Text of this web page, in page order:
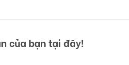
của bạn tại đây!